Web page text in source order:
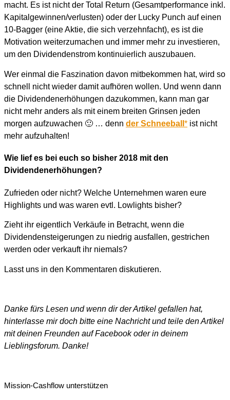
macht. Es ist nicht der Total Return (Gesamtperformance inkl.
Kapitalgewinnen/verlusten) oder der Lucky Punch auf einen
10-Bagger (eine Aktie, die sich verzehnfacht), es ist die
Motivation weiterzumachen und immer mehr zu investieren,
um den Dividendenstrom kontinuierlich auszubauen.
Wer einmal die Faszination davon mitbekommen hat, wird so
schnell nicht wieder damit aufhören wollen. Und wenn dann
die Dividendenerhöhungen dazukommen, kann man gar
nicht mehr anders als mit einem breiten Grinsen jeden
morgen aufzuwachen 🙂 … denn der Schneeball * ist nicht
mehr aufzuhalten!
Wie lief es bei euch so bisher 2018 mit den
Dividendenerhöhungen?
Zufrieden oder nicht? Welche Unternehmen waren eure
Highlights und was waren evtl. Lowlights bisher?
Zieht ihr eigentlich Verkäufe in Betracht, wenn die
Dividendensteigerungen zu niedrig ausfallen, gestrichen
werden oder verkauft ihr niemals?
Lasst uns in den Kommentaren diskutieren.
Danke fürs Lesen und wenn dir der Artikel gefallen hat,
hinterlasse mir doch bitte eine Nachricht und teile den Artikel
mit deinen Freunden auf Facebook oder in deinem
Lieblingsforum. Danke!
Mission-Cashflow unterstützen